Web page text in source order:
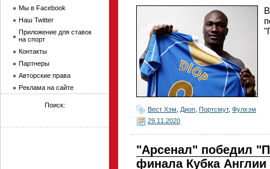
Вест Хэм Диоп Портсмут, Фулхэм
29.11.2020
"Арсенал" победил
финала Кубка Англии
Мы в Facebook
Наш Twitter
Приложение для ставок
на спорт
Контакты
Партнеры
Авторские права
Реклама на сайте
Поиск: